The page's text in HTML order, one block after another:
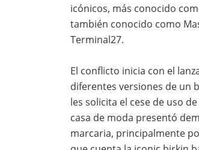
icónicos, más conocido
también conocido como
Terminal27.
El conflicto inicia con el
diferentes versiones de un
les solicita el cese de uso
casa de moda presentó
marcaria, principalmente